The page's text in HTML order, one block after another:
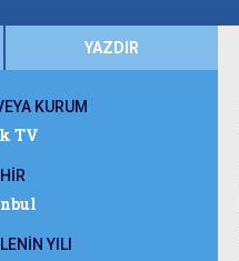
YAZDIR
KURUM
TV
YILI